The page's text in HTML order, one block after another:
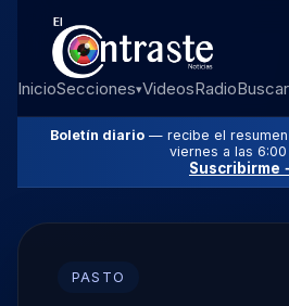
InicioSecciones▾VideosRadioBuscar
Boletín diario — recibe el resumen
viernes a las 6:00
Suscribirme
PASTO